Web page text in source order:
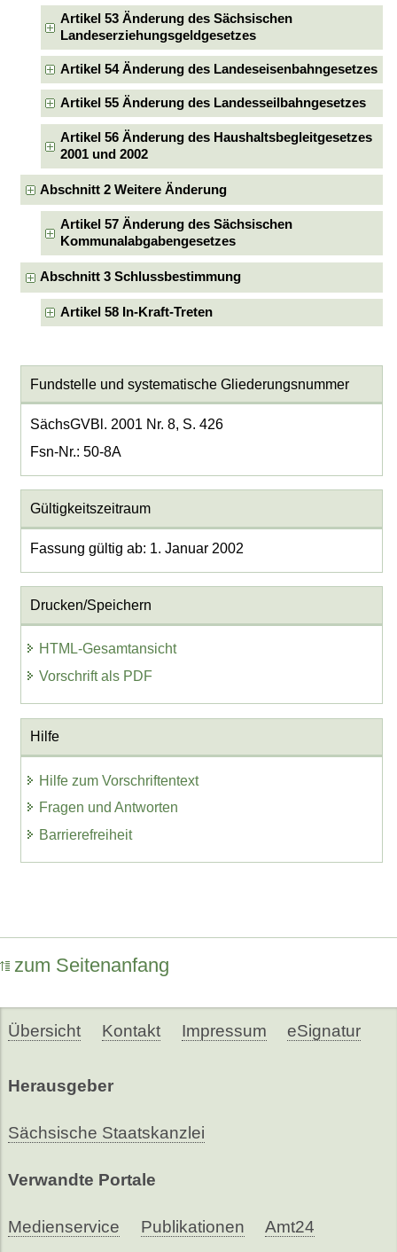
Artikel 53 Änderung des Sächsischen
Landeserziehungsgeldgesetzes
Artikel 54 Änderung des Landeseisenbahngesetzes
Artikel 55 Änderung des Landesseilbahngesetzes
Artikel 56 Änderung des Haushaltsbegleitgesetzes
2001 und 2002
Abschnitt 2 Weitere Änderung
Artikel 57 Änderung des Sächsischen
Kommunalabgabengesetzes
Abschnitt 3 Schlussbestimmung
Artikel 58 In-Kraft-Treten
Fundstelle und systematische Gliederungsnummer
SächsGVBl. 2001 Nr. 8, S. 426
Fsn-Nr.: 50-8A
Gültigkeitszeitraum
Fassung gültig ab: 1. Januar 2002
Drucken/Speichern
HTML-Gesamtansicht
Vorschrift als PDF
Hilfe
Hilfe zum Vorschriftentext
Fragen und Antworten
Barrierefreiheit
zum Seitenanfang
Übersicht Kontakt Impressum eSignatur
Herausgeber
Sächsische Staatskanzlei
Verwandte Portale
Medienservice Publikationen Amt24